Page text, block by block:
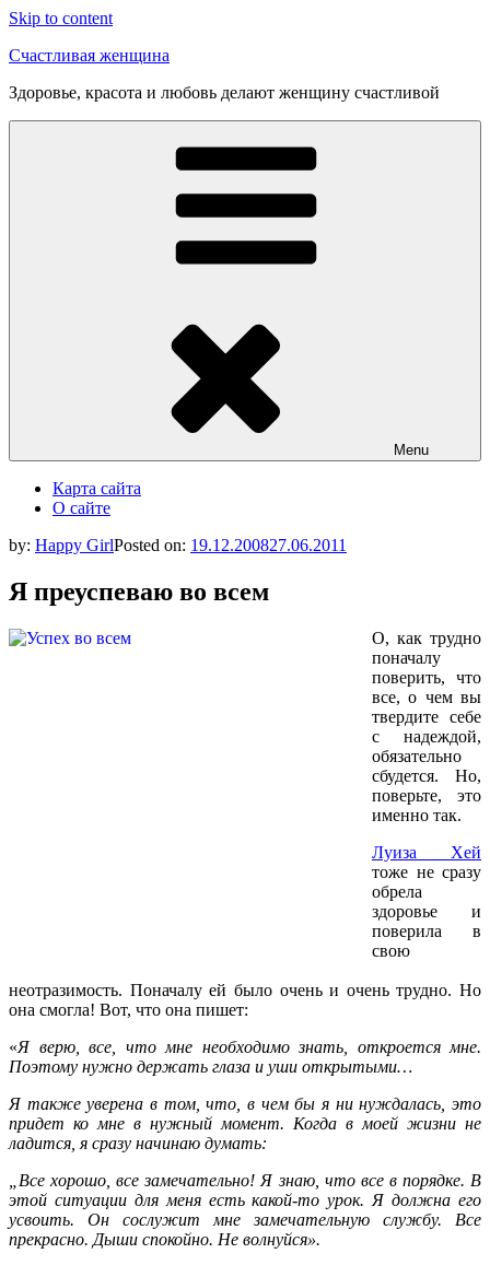
Skip to content
Счастливая женщина
Здоровье, красота и любовь делают женщину счастливой
Menu
Карта сайта
О сайте
by: Happy GirlPosted on: 19.12.200827.06.2011
Я преуспеваю во всем
О, как трудно
поначалу
поверить, что
все, о чем вы
твердите себе
с надеждой,
обязательно
сбудется. Но,
поверьте, это
именно так.
Луиза Хей
тоже не сразу
обрела
здоровье и
поверила в
свою
неотразимость. Поначалу ей было очень и очень трудно. Но
она смогла! Вот, что она пишет:
«Я верю, все, что мне необходимо знать, откроется мне.
Поэтому нужно держать глаза и уши открытыми…
Я также уверена в том, что, в чем бы я ни нуждалась, это
придет ко мне в нужный момент. Когда в моей жизни не
ладится, я сразу начинаю думать:
„Все хорошо, все замечательно! Я знаю, что все в порядке. В
этой ситуации для меня есть какой-то урок. Я должна его
усвоить. Он сослужит мне замечательную службу. Все
прекрасно. Дыши спокойно. Не волнуйся».